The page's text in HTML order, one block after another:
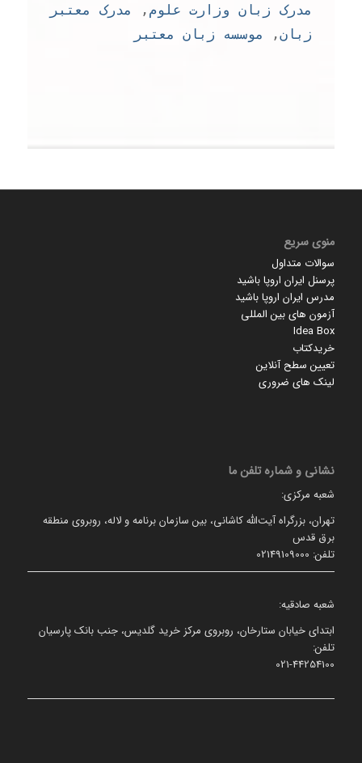
مدرک زبان وزارت علوم , مدرک معتبر
زبان, موسسه زبان معتبر
منوی سریع
سوالات متداول
پرسنل ایران اروپا باشید
مدرس ایران اروپا باشید
آزمون های بین المللی
Idea Box
خریدکتاب
تعیین سطح آنلاین
لینک های ضروری
نشانی و شماره تلفن ما
شعبه مرکزی:
تهران، بزرگراه آیت‌الله کاشانی، بین سازمان برنامه و لاله، روبروی منطقه
برق قدس
تلفن: 02149109000
شعبه صادقیه:
ابتدای خیابان ستارخان، روبروی مرکز خرید گلدیس، جنب بانک پارسیان
تلفن:
021-44254100